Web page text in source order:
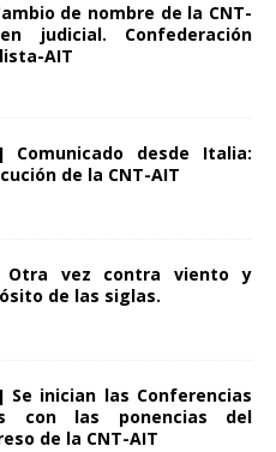
de nombre de la CNT-
judicial. Confederación
AIT
Comunicado desde Italia:
de la CNT-AIT
Otra vez contra viento y
de las siglas.
Se inician las Conferencias
con las ponencias del
de la CNT-AIT